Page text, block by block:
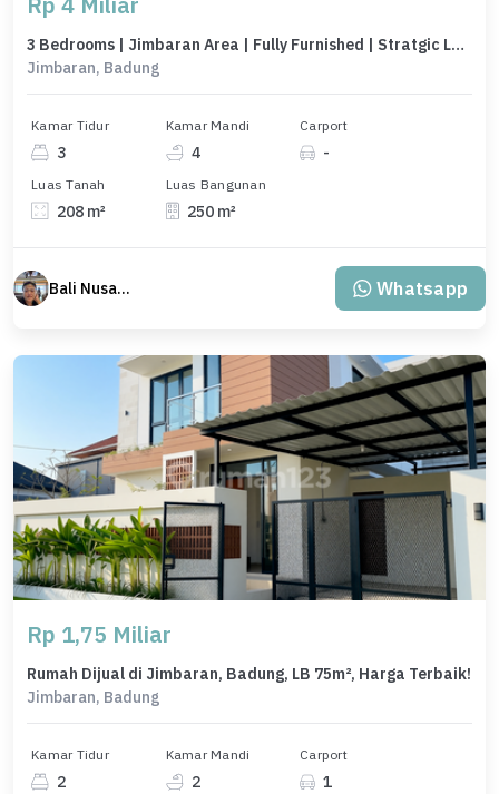
3 Bedrooms | Jimbaran Area | Fully Furnished | Stratgic Locations
Jimbaran, Badung
Kamar Tidur
3
Kamar Mandi
4
Carport
-
Luas Tanah
208 m²
Luas Bangunan
250 m²
Bali Nusantara Travel Whatsapp
Rp 1,75 Miliar
Rumah Dijual di Jimbaran, Badung, LB 75m², Harga Terbaik!
Jimbaran, Badung
Kamar Tidur
2
Kamar Mandi
2
Carport
1